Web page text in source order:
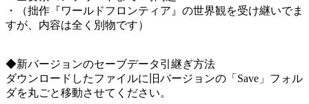
・（拙作『ワールドフロンティア』の世界観を受け継いでま
すが、内容は全く別物です）
◆新バージョンのセーブデータ引継ぎ方法
ダウンロードしたファイルに旧バージョンの「Save」フォル
ダを丸ごと移動させてください。